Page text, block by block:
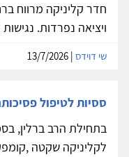
חדר קליניקה מרווח
ויציאה נפרדות.
שי דוידס
ססיות לטיפול
בתחילת הרב ברלין,
לקליניקה שקטה